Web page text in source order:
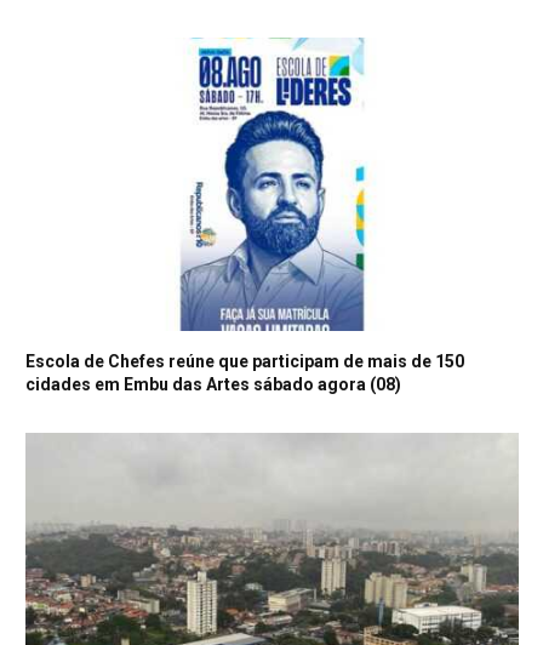
Escola de Chefes reúne que participam de mais de 150
cidades em Embu das Artes sábado agora (08)